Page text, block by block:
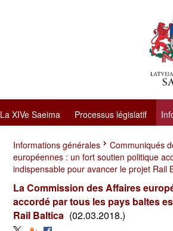
La XIVe Saeima Processus législatif
Informations générales Communiqués
européennes : un fort soutien politique
indispensable pour avancer le projet Rail
La Commission des Affaires
accordé par tous les pays baltes
Rail Baltica (02.03.2018.)